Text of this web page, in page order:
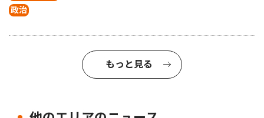
政治
もっと見る